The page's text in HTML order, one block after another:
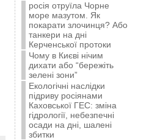
росія отруїла Чорне
море мазутом. Як
покарати злочинця? Або
танкери на дні
Керченської протоки
Чому в Києві нічим
дихати або “бережіть
зелені зони”
Екологічні наслідки
підриву росіянами
Каховської ГЕС: зміна
гідрології, небезпечні
осади на дні, шалені
збитки